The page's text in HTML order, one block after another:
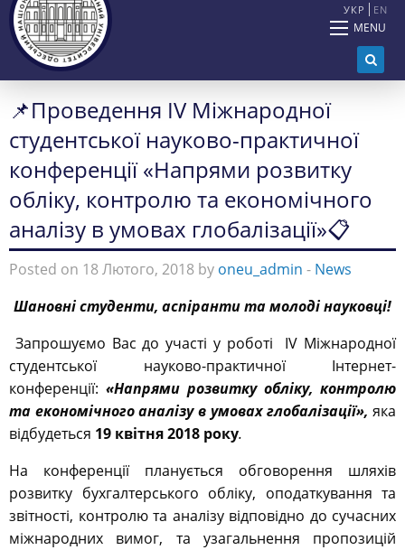
УКР EN
MENU
📌Проведення ІV Міжнародної
студентської науково-практичної
конференції «Напрями розвитку
обліку, контролю та економічного
аналізу в умовах глобалізації»📋
Posted on 18 Лютого, 2018 by oneu_admin - News
Шановністуденти, аспірантита молоді науковці!
Запрошуємо Вас до участі у роботі IV Міжнародної
студентської науково-практичної Інтернет-
конференції: «Напрями розвитку обліку, контролю
та економічного аналізу в умовах глобалізації», яка
відбудеться 19 квітня 2018 року.
На конференції планується обговорення шляхів
розвитку бухгалтерського обліку, оподаткування та
звітності, контролю та аналізу відповідно до сучасних
міжнародних вимог, та узагальнення пропозицій